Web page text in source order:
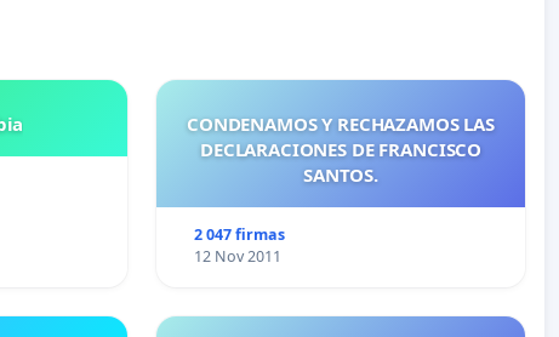
CONDENAMOS Y RECHAZAMOS LAS
DECLARACIONES DE FRANCISCO
SANTOS.
2 047 firmas
12 Nov 2011